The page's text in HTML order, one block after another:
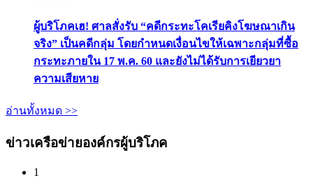
ผู้บริโภคเฮ! ศาลสั่งรับ “คดีกระทะโคเรียคิงโฆษณาเกิน
จริง” เป็นคดีกลุ่ม โดยกำหนดเงื่อนไขให้เฉพาะกลุ่มที่ซื้อ
กระทะภายใน 17 พ.ค. 60 และยังไม่ได้รับการเยียวยา
ความเสียหาย
อ่านทั้งหมด >>
ข่าวเครือข่ายองค์กรผู้บริโภค
1